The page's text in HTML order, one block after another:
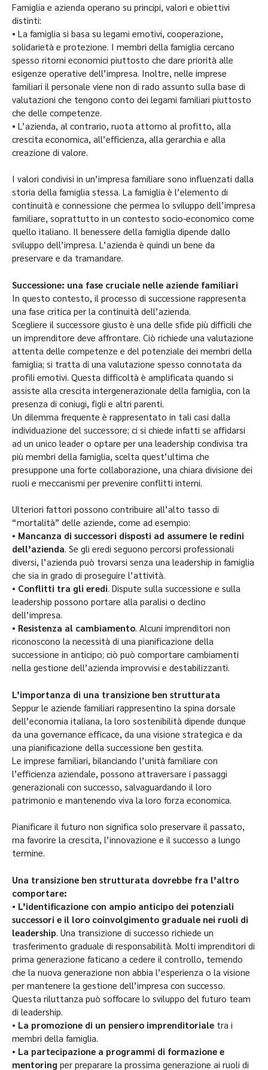
Famiglia e azienda operano su principi, valori e obiettivi
distinti:
• La famiglia si basa su legami emotivi, cooperazione,
solidarietà e protezione. I membri della famiglia cercano
spesso ritorni economici piuttosto che dare priorità alle
esigenze operative dell’impresa. Inoltre, nelle imprese
familiari il personale viene non di rado assunto sulla base di
valutazioni che tengono conto dei legami familiari piuttosto
che delle competenze.
• L’azienda, al contrario, ruota attorno al profitto, alla
crescita economica, all’efficienza, alla gerarchia e alla
creazione di valore.
I valori condivisi in un’impresa familiare sono influenzati dalla
storia della famiglia stessa. La famiglia è l’elemento di
continuità e connessione che permea lo sviluppo dell’impresa
familiare, soprattutto in un contesto socio-economico come
quello italiano. Il benessere della famiglia dipende dallo
sviluppo dell’impresa. L’azienda è quindi un bene da
preservare e da tramandare.
Successione: una fase cruciale nelle aziende familiari
In questo contesto, il processo di successione rappresenta
una fase critica per la continuità dell’azienda.
Scegliere il successore giusto è una delle sfide più difficili che
un imprenditore deve affrontare. Ciò richiede una valutazione
attenta delle competenze e del potenziale dei membri della
famiglia; si tratta di una valutazione spesso connotata da
profili emotivi. Questa difficoltà è amplificata quando si
assiste alla crescita intergenerazionale della famiglia, con la
presenza di coniugi, figli e altri parenti.
Un dilemma frequente è rappresentato in tali casi dalla
individuazione del successore; ci si chiede infatti se affidarsi
ad un unico leader o optare per una leadership condivisa tra
più membri della famiglia, scelta quest’ultima che
presuppone una forte collaborazione, una chiara divisione dei
ruoli e meccanismi per prevenire conflitti interni.
Ulteriori fattori possono contribuire all’alto tasso di
“mortalità” delle aziende, come ad esempio:
• Mancanza di successori disposti ad assumere le redini
dell’azienda. Se gli eredi seguono percorsi professionali
diversi, l’azienda può trovarsi senza una leadership in famiglia
che sia in grado di proseguire l’attività.
• Conflitti tra gli eredi. Dispute sulla successione e sulla
leadership possono portare alla paralisi o declino
dell’impresa.
• Resistenza al cambiamento. Alcuni imprenditori non
riconoscono la necessità di una pianificazione della
successione in anticipo; ciò può comportare cambiamenti
nella gestione dell’azienda improvvisi e destabilizzanti.
L’importanza di una transizione ben strutturata
Seppur le aziende familiari rappresentino la spina dorsale
dell’economia italiana, la loro sostenibilità dipende dunque
da una governance efficace, da una visione strategica e da
una pianificazione della successione ben gestita.
Le imprese familiari, bilanciando l’unità familiare con
l’efficienza aziendale, possono attraversare i passaggi
generazionali con successo, salvaguardando il loro
patrimonio e mantenendo viva la loro forza economica.
Pianificare il futuro non significa solo preservare il passato,
ma favorire la crescita, l’innovazione e il successo a lungo
termine.
Una transizione ben strutturata dovrebbe fra l’altro
comportare:
• L’identificazione con ampio anticipo dei potenziali
successori e il loro coinvolgimento graduale nei ruoli di
leadership . Una transizione di successo richiede un
trasferimento graduale di responsabilità. Molti imprenditori di
prima generazione faticano a cedere il controllo, temendo
che la nuova generazione non abbia l’esperienza o la visione
per mantenere la gestione dell’impresa con successo.
Questa riluttanza può soffocare lo sviluppo del futuro team
di leadership.
• La promozione di un pensiero imprenditoriale tra i
membri della famiglia.
• La partecipazione a programmi di formazione e
mentoring per preparare la prossima generazione ai ruoli di